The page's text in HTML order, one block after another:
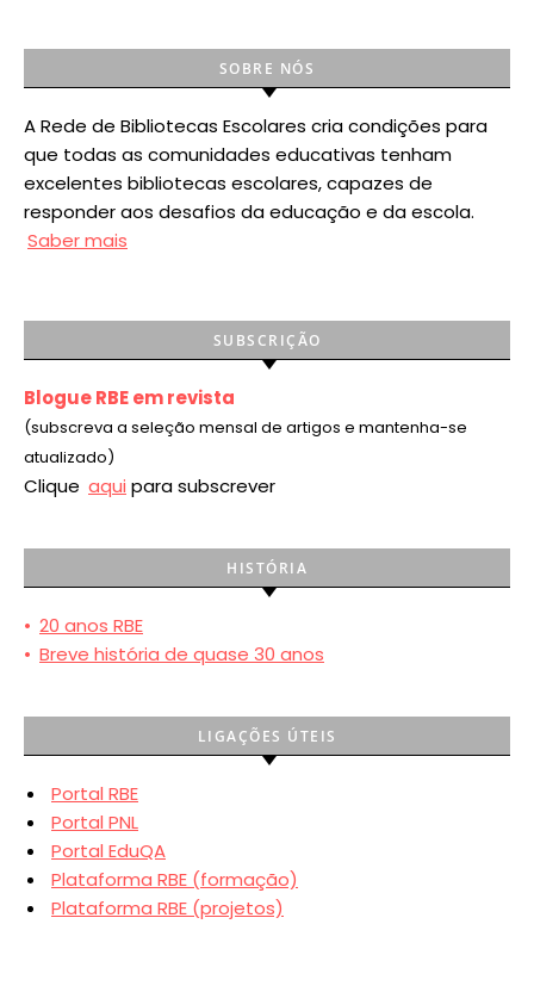
SOBRE NÓS
A Rede de Bibliotecas Escolares cria condições para
que todas as comunidades educativas tenham
excelentes bibliotecas escolares, capazes de
responder aos desafios da educação e da escola.
Saber mais
SUBSCRIÇÃO
Blogue RBE em revista
(subscreva a seleção mensal de artigos e mantenha-se
atualizado)
Clique aqui para subscrever
HISTÓRIA
• 20 anos RBE
• Breve história de quase 30 anos
LIGAÇÕES ÚTEIS
Portal RBE
Portal PNL
Portal EduQA
Plataforma RBE (formação)
Plataforma RBE (projetos)